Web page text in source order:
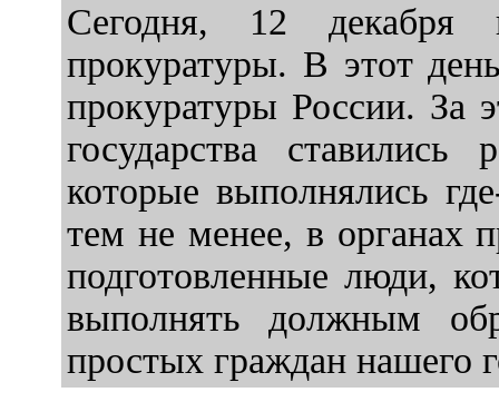
Сегодня, 12 декабря
прокуратуры. В этот
прокуратуры России. За
государства
которые выполнялись
тем не менее, в органах
подготовленные люди,
выполнять должным
простых граждан нашего